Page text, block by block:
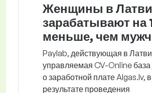
Женщины в
зарабатывают на
меньше, чем
Paylab, действующая в
управляемая CV-Online
о заработной плате Algas.lv, в
результате проведения